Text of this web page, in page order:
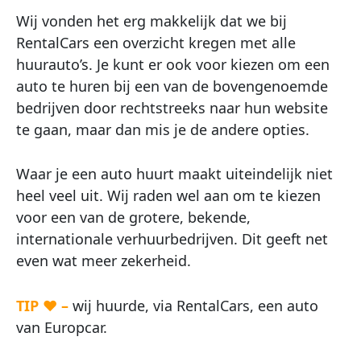
Wij vonden het erg makkelijk dat we bij
RentalCars een overzicht kregen met alle
huurauto’s. Je kunt er ook voor kiezen om een
auto te huren bij een van de bovengenoemde
bedrijven door rechtstreeks naar hun website
te gaan, maar dan mis je de andere opties.
Waar je een auto huurt maakt uiteindelijk niet
heel veel uit. Wij raden wel aan om te kiezen
voor een van de grotere, bekende,
internationale verhuurbedrijven. Dit geeft net
even wat meer zekerheid.
TIP ♥ – wij huurde, via RentalCars, een auto
van Europcar.